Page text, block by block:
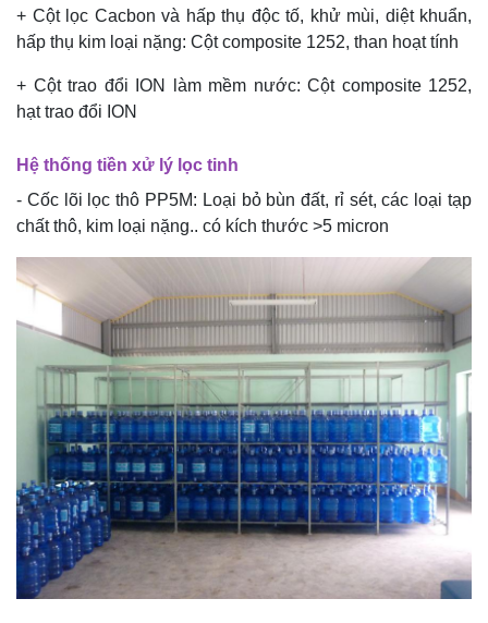
+ Cột lọc Cacbon và hấp thụ độc tố, khử mùi, diệt khuẩn,
hấp thụ kim loại nặng: Cột composite 1252, than hoạt tính
+ Cột trao đổi ION làm mềm nước: Cột composite 1252,
hạt trao đổi ION
Hệ thống tiền xử lý lọc tinh
- Cốc lõi lọc thô PP5M: Loại bỏ bùn đất, rỉ sét, các loại tạp
chất thô, kim loại nặng.. có kích thước >5 micron